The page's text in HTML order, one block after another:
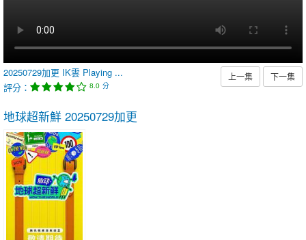
20250729加更 IK雲 Playing ...
評分：
8.0 分
上一集 下一集
地球超新鮮 20250729加更